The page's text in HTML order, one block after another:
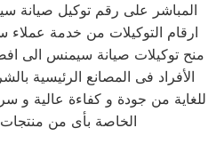
المباشر على رقم توكيل صيانة
ارقام التوكيلات من خدمة
منح توكيلات صيانة سيمنس الى
الأفراد فى المصانع الرئيسية
للغاية من جودة و كفاءة عالية و
الخاصة بأى من